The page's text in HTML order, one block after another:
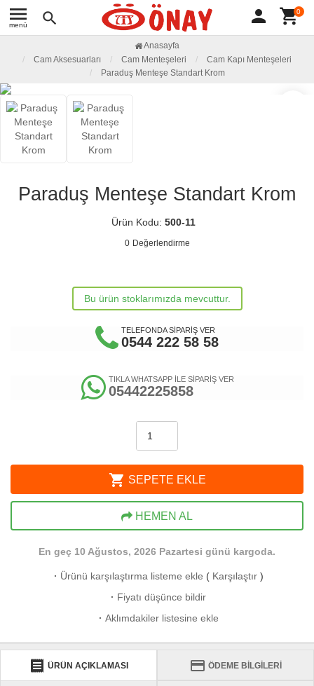
menu
menü search person shopping_cart0
Anasayfa
Cam Aksesuarları
Cam Menteşeleri
Cam Kapı Menteşeleri
Paraduş Menteşe Standart Krom
Paraduş Menteşe Standart Krom
Ürün Kodu: 500-11
0 Değerlendirme
Bu ürün stoklarımızda mevcuttur.
TELEFONDA SİPARİŞ VER
0544 222 58 58
TIKLA WHATSAPP İLE SİPARİŞ VER
05442225858
shopping_cart SEPETE EKLE
HEMEN AL
En geç 10 Ağustos, 2026 Pazartesi günü kargoda.
· Ürünü karşılaştırma listeme ekle ( Karşılaştır)
· Fiyatı düşünce bildir
· Aklımdakiler listesine ekle
receipt ÜRÜN AÇIKLAMASI credit_card ÖDEME BİLGİLERİ